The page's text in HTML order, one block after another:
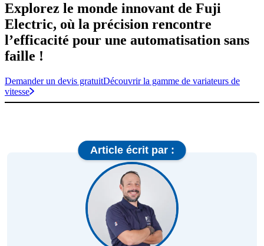
Explorez le monde innovant de Fuji
Electric, où la précision rencontre
l’efficacité pour une automatisation sans
faille !
Demander un devis gratuitDécouvrir la gamme de variateurs de
vitesse
Article écrit par :